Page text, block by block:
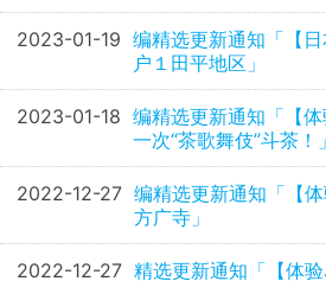
2023-01-19 编精选更新通知「【
户１田平地区」
2023-01-18 编精选更新通知「【
一次“茶歌舞伎”斗茶！」
2022-12-27 编精选更新通知「【
方广寺」
2022-12-27 精选更新通知「【体